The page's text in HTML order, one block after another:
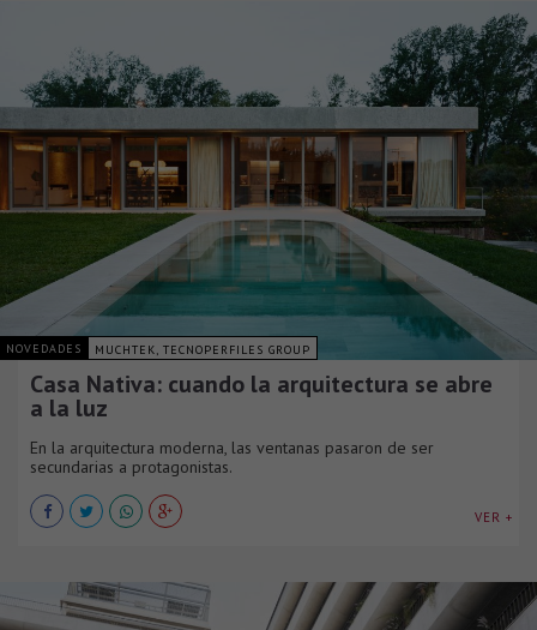
NOVEDADES MUCHTEK, TECNOPERFILES GROUP
Casa Nativa: cuando la arquitectura se abre
a la luz
En la arquitectura moderna, las ventanas pasaron de ser
secundarias a protagonistas.
VER +